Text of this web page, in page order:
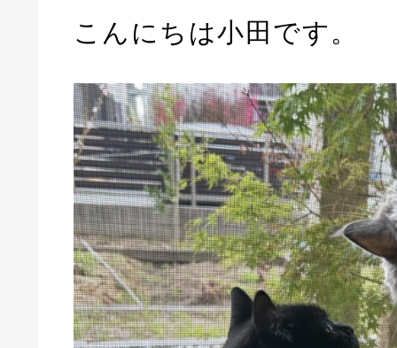
こんにちは小田です。